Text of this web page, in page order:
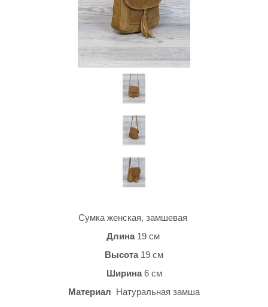
Сумка женская, замшевая
Длина19 см
Высота19 см
Ширина6 см
Материал Натуральная замша